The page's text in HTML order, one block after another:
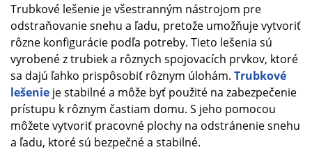
Trubkové lešenie je všestranným nástrojom pre
odstraňovanie snehu a ľadu, pretože umožňuje vytvoriť
rôzne konfigurácie podľa potreby. Tieto lešenia sú
vyrobené z trubiek a rôznych spojovacích prvkov, ktoré
sa dajú ľahko prispôsobiť rôznym úlohám. Trubkové
lešenie je stabilné a môže byť použité na zabezpečenie
prístupu k rôznym častiam domu. S jeho pomocou
môžete vytvoriť pracovné plochy na odstránenie snehu
a ľadu, ktoré sú bezpečné a stabilné.